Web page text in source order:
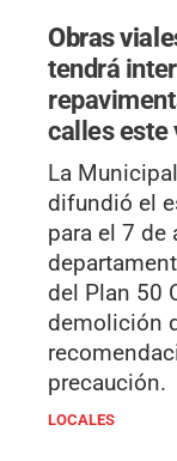
Obras
tendrá
calles este
La
difundió el
para el 7
del Plan 50
demolición
precaución.
LOCALES